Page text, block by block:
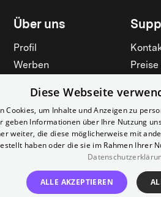
Über uns
Profil
Werben
Jobs
Kino für Schulen
Alle
Diese Webseite
Cookies, um Inhalte und Anzeigen zu
geben Informationen über Ihre Nutzung
weiter, die diese möglicherweise mit
haben oder die sie im Rahmen Ihrer
ALLE AKZEPTIEREN